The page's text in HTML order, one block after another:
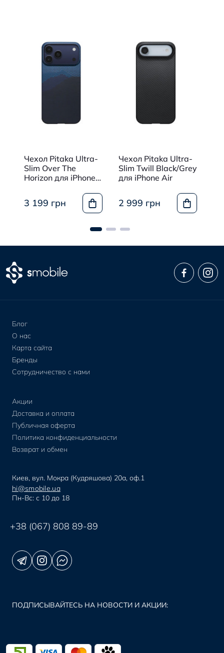
Чехол Pitaka Ultra-
Slim Over The
Horizon для iPhone
3 199 грн
Чехол Pitaka Ultra-
Slim Twill Black/Grey
для iPhone Air
2 999 грн
Блог
О нас
Карта сайта
Бренды
Сотрудничество с нами
Акции
Доставка и оплата
Публичная оферта
Политика конфиденциальности
Возврат и обмен
Киев, вул. Мокра (Кудряшова) 20а, оф.1
hi@smobile.ua
Пн-Вс: с 10 до 18
+38 (067) 808 89-89
ПОДПИСЫВАЙТЕСЬ НА НОВОСТИ И АКЦИИ: